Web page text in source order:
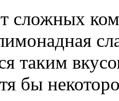
сложных
таким
бы